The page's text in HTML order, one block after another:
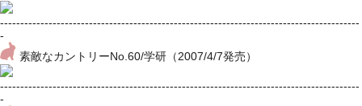
-----------------------------------------------------------------------------------------
-
素敵なカントリーNo.60/学研（2007/4/7発売）
-----------------------------------------------------------------------------------------
-